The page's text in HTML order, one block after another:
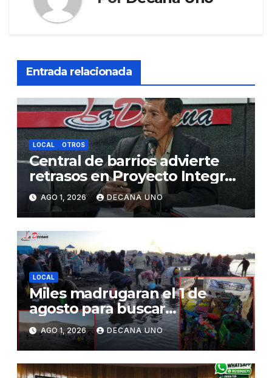
Entrada relacionada
LOCAL OTROS
Central de barrios advierte
retrasos en Proyecto Integral
de Agua y Alcantarillado para
Juliaca
AGO 1, 2026 DECANA UNO
LOCAL
Miles madrugaran el 1 de
agosto para buscar
piedrecillas en los ríos y
realizar la challa por la
riqueza y la prosperidad
AGO 1, 2026 DECANA UNO